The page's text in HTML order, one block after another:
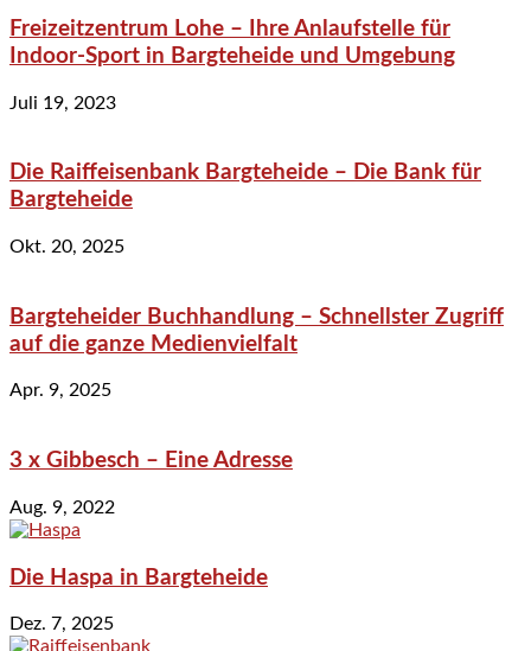
Freizeitzentrum Lohe – Ihre Anlaufstelle für
Indoor-Sport in Bargteheide und Umgebung
Juli 19, 2023
Die Raiffeisenbank Bargteheide – Die Bank für
Bargteheide
Okt. 20, 2025
Bargteheider Buchhandlung – Schnellster Zugriff
auf die ganze Medienvielfalt
Apr. 9, 2025
3 x Gibbesch – Eine Adresse
Aug. 9, 2022
Die Haspa in Bargteheide
Dez. 7, 2025